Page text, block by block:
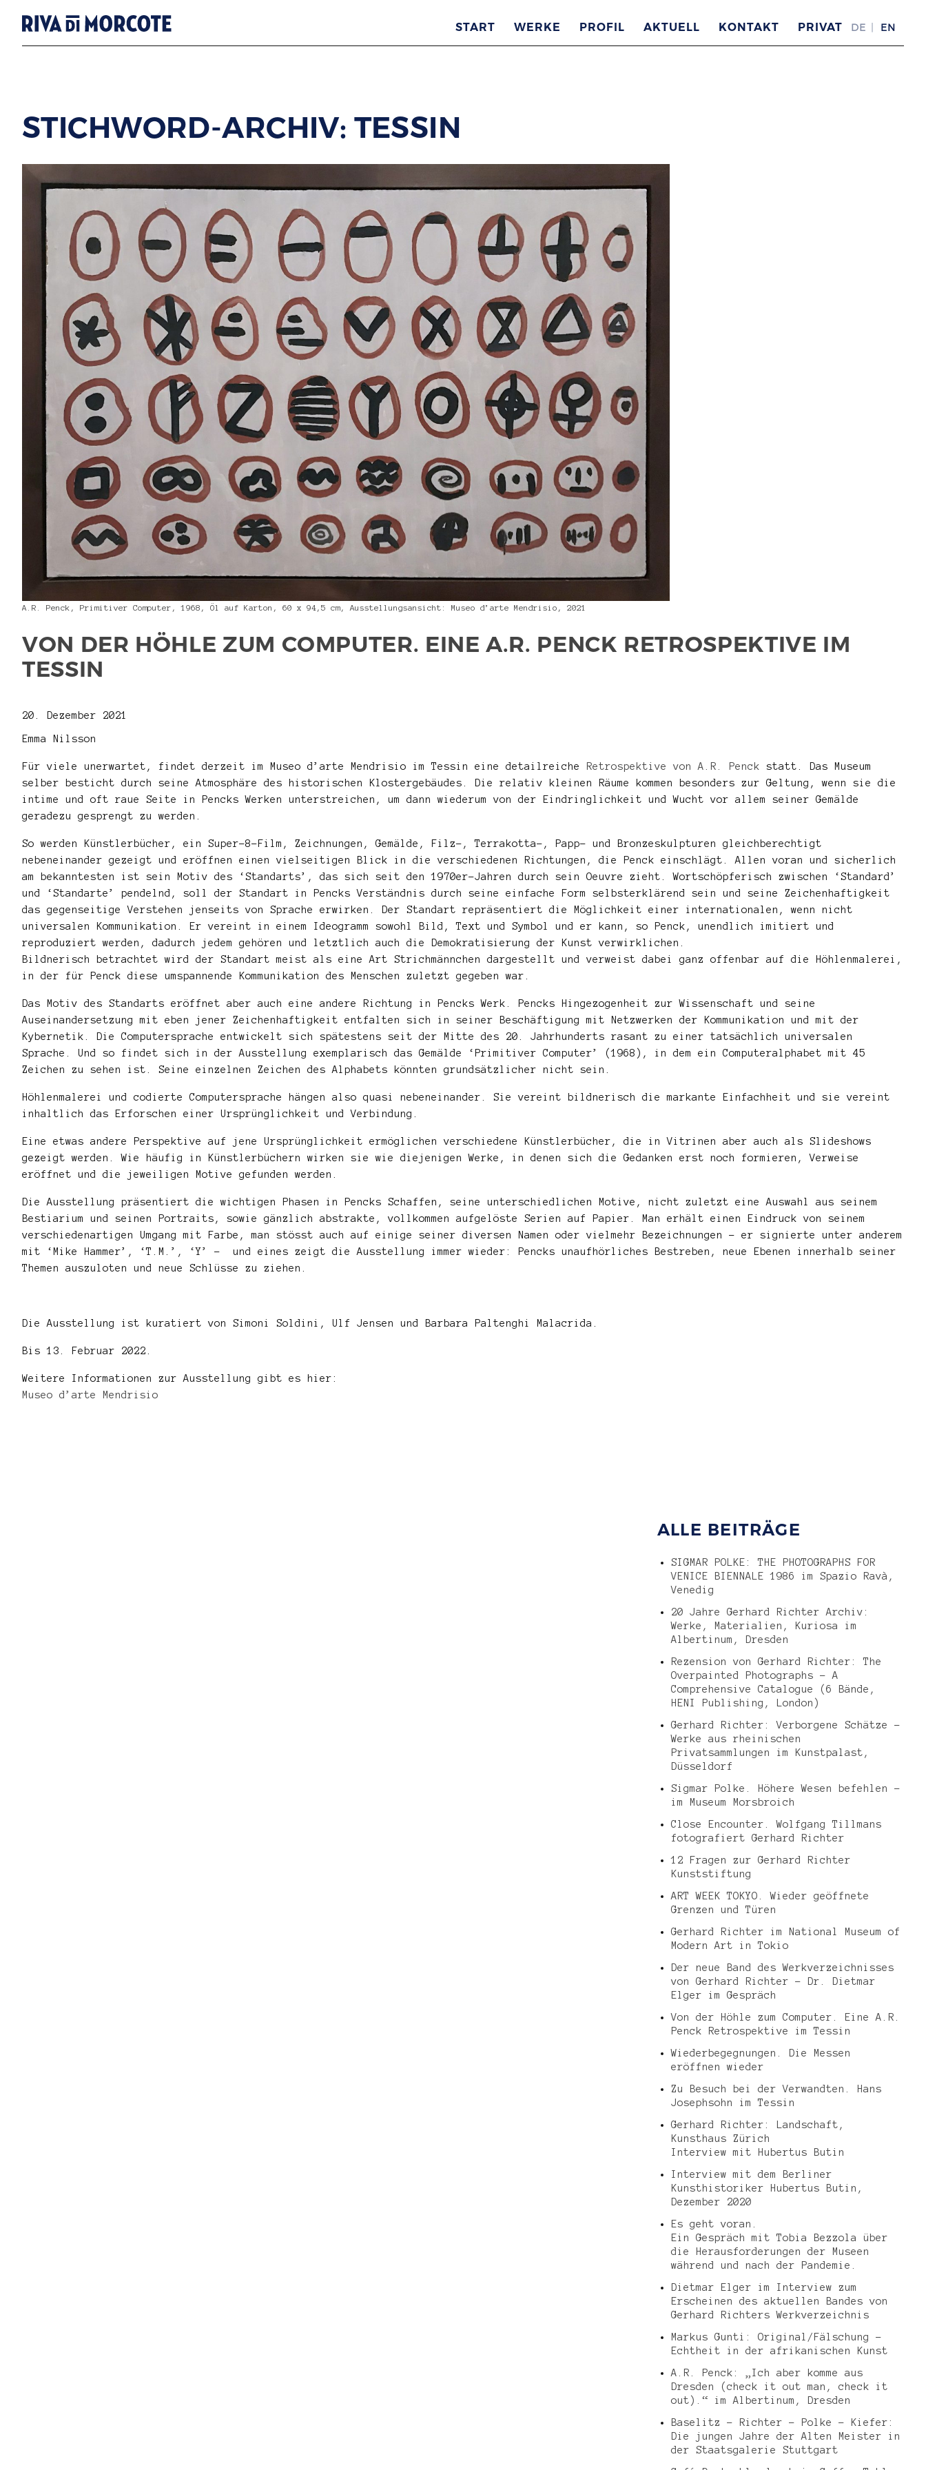
DE EN
START WERKE PROFIL AKTUELL KONTAKT PRIVAT
STICHWORD-ARCHIV: TESSIN
A.R. Penck, Primitiver Computer, 1968, Öl auf Karton, 60 x 94,5 cm, Ausstellungsansicht: Museo d’arte Mendrisio, 2021
VON DER HÖHLE ZUM COMPUTER. EINE A.R. PENCK RETROSPEKTIVE IM
TESSIN
20. Dezember 2021
Emma Nilsson
Für viele unerwartet, findet derzeit im Museo d’arte Mendrisio im Tessin eine detailreiche Retrospektive von A.R. Penck statt. Das Museum
selber besticht durch seine Atmosphäre des historischen Klostergebäudes. Die relativ kleinen Räume kommen besonders zur Geltung, wenn sie die
intime und oft raue Seite in Pencks Werken unterstreichen, um dann wiederum von der Eindringlichkeit und Wucht vor allem seiner Gemälde
geradezu gesprengt zu werden.
So werden Künstlerbücher, ein Super-8-Film, Zeichnungen, Gemälde, Filz-, Terrakotta-, Papp- und Bronzeskulpturen gleichberechtigt
nebeneinander gezeigt und eröffnen einen vielseitigen Blick in die verschiedenen Richtungen, die Penck einschlägt. Allen voran und sicherlich
am bekanntesten ist sein Motiv des ‘Standarts’, das sich seit den 1970er-Jahren durch sein Oeuvre zieht. Wortschöpferisch zwischen ‘Standard’
und ‘Standarte’ pendelnd, soll der Standart in Pencks Verständnis durch seine einfache Form selbsterklärend sein und seine Zeichenhaftigkeit
das gegenseitige Verstehen jenseits von Sprache erwirken. Der Standart repräsentiert die Möglichkeit einer internationalen, wenn nicht
universalen Kommunikation. Er vereint in einem Ideogramm sowohl Bild, Text und Symbol und er kann, so Penck, unendlich imitiert und
reproduziert werden, dadurch jedem gehören und letztlich auch die Demokratisierung der Kunst verwirklichen.
Bildnerisch betrachtet wird der Standart meist als eine Art Strichmännchen dargestellt und verweist dabei ganz offenbar auf die Höhlenmalerei,
in der für Penck diese umspannende Kommunikation des Menschen zuletzt gegeben war.
Das Motiv des Standarts eröffnet aber auch eine andere Richtung in Pencks Werk. Pencks Hingezogenheit zur Wissenschaft und seine
Auseinandersetzung mit eben jener Zeichenhaftigkeit entfalten sich in seiner Beschäftigung mit Netzwerken der Kommunikation und mit der
Kybernetik. Die Computersprache entwickelt sich spätestens seit der Mitte des 20. Jahrhunderts rasant zu einer tatsächlich universalen
Sprache. Und so findet sich in der Ausstellung exemplarisch das Gemälde ‘Primitiver Computer’ (1968), in dem ein Computeralphabet mit 45
Zeichen zu sehen ist. Seine einzelnen Zeichen des Alphabets könnten grundsätzlicher nicht sein.
Höhlenmalerei und codierte Computersprache hängen also quasi nebeneinander. Sie vereint bildnerisch die markante Einfachheit und sie vereint
inhaltlich das Erforschen einer Ursprünglichkeit und Verbindung.
Eine etwas andere Perspektive auf jene Ursprünglichkeit ermöglichen verschiedene Künstlerbücher, die in Vitrinen aber auch als Slideshows
gezeigt werden. Wie häufig in Künstlerbüchern wirken sie wie diejenigen Werke, in denen sich die Gedanken erst noch formieren, Verweise
eröffnet und die jeweiligen Motive gefunden werden.
Die Ausstellung präsentiert die wichtigen Phasen in Pencks Schaffen, seine unterschiedlichen Motive, nicht zuletzt eine Auswahl aus seinem
Bestiarium und seinen Portraits, sowie gänzlich abstrakte, vollkommen aufgelöste Serien auf Papier. Man erhält einen Eindruck von seinem
verschiedenartigen Umgang mit Farbe, man stösst auch auf einige seiner diversen Namen oder vielmehr Bezeichnungen – er signierte unter anderem
mit ‘Mike Hammer’, ‘T.M.’, ‘Y’ – und eines zeigt die Ausstellung immer wieder: Pencks unaufhörliches Bestreben, neue Ebenen innerhalb seiner
Themen auszuloten und neue Schlüsse zu ziehen.
Die Ausstellung ist kuratiert von Simoni Soldini, Ulf Jensen und Barbara Paltenghi Malacrida.
Bis 13. Februar 2022.
Weitere Informationen zur Ausstellung gibt es hier:
Museo d’arte Mendrisio
ALLE BEITRÄGE
SIGMAR POLKE: THE PHOTOGRAPHS FOR
VENICE BIENNALE 1986 im Spazio Ravà,
Venedig
20 Jahre Gerhard Richter Archiv:
Werke, Materialien, Kuriosa im
Albertinum, Dresden
Rezension von Gerhard Richter: The
Overpainted Photographs – A
Comprehensive Catalogue (6 Bände,
HENI Publishing, London)
Gerhard Richter: Verborgene Schätze –
Werke aus rheinischen
Privatsammlungen im Kunstpalast,
Düsseldorf
Sigmar Polke. Höhere Wesen befehlen –
im Museum Morsbroich
Close Encounter. Wolfgang Tillmans
fotografiert Gerhard Richter
12 Fragen zur Gerhard Richter
Kunststiftung
ART WEEK TOKYO. Wieder geöffnete
Grenzen und Türen
Gerhard Richter im National Museum of
Modern Art in Tokio
Der neue Band des Werkverzeichnisses
von Gerhard Richter – Dr. Dietmar
Elger im Gespräch
Von der Höhle zum Computer. Eine A.R.
Penck Retrospektive im Tessin
Wiederbegegnungen. Die Messen
eröffnen wieder
Zu Besuch bei der Verwandten. Hans
Josephsohn im Tessin
Gerhard Richter: Landschaft,
Kunsthaus Zürich
Interview mit Hubertus Butin
Interview mit dem Berliner
Kunsthistoriker Hubertus Butin,
Dezember 2020
Es geht voran.
Ein Gespräch mit Tobia Bezzola über
die Herausforderungen der Museen
während und nach der Pandemie.
Dietmar Elger im Interview zum
Erscheinen des aktuellen Bandes von
Gerhard Richters Werkverzeichnis
Markus Gunti: Original/Fälschung –
Echtheit in der afrikanischen Kunst
A.R. Penck: „Ich aber komme aus
Dresden (check it out man, check it
out).“ im Albertinum, Dresden
Baselitz – Richter – Polke – Kiefer:
Die jungen Jahre der Alten Meister in
der Staatsgalerie Stuttgart